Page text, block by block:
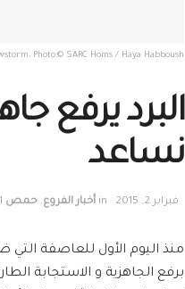
Photo:© SARC Homs / Haya Habboush
البرد يرفع
نساعد
فبراير 2, 2015 in أخبار الفروع, حمص 1 min read
منذ اليوم الأول للعاصفة
برفع الجاهزية و الاستجابة